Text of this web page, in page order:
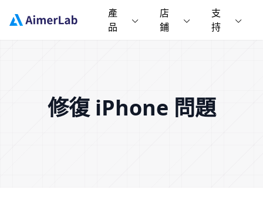
產
品
店
鋪
支
持
修復 iPhone 問題